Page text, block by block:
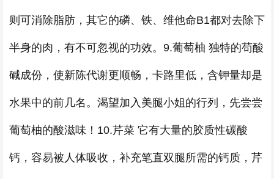
则可消除脂肪，其它的磷、铁、维他命B1都对去除下
半身的肉，有不可忽视的功效。9.葡萄柚 独特的苟酸
碱成份，使新陈代谢更顺畅，卡路里低，含钾量却是
水果中的前几名。渴望加入美腿小姐的行列，先尝尝
葡萄柚的酸滋味！10.芹菜 它有大量的胶质性碳酸
钙，容易被人体吸收，补充笔直双腿所需的钙质，芹